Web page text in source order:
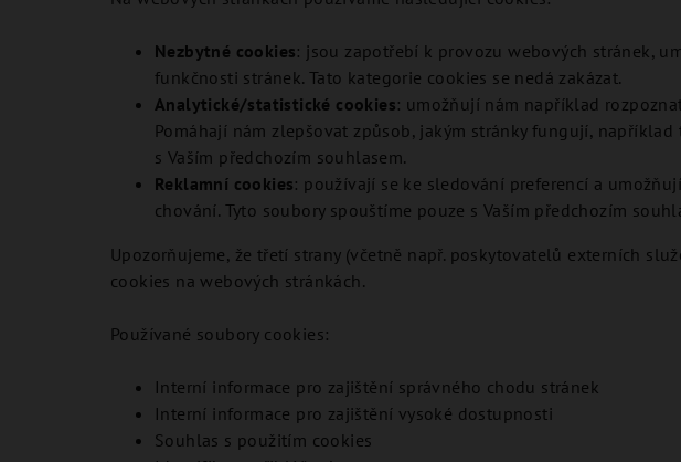
Nezbytné cookies: jsou zapotřebí k provozu webových stránek,
funkčnosti stránek. Tato kategorie cookies se nedá zakázat.
Analytické/statistické cookies: umožňují nám například
Pomáhají nám zlepšovat způsob, jakým stránky fungují,
s Vaším předchozím souhlasem.
Reklamní cookies: používají se ke sledování preferencí a
chování. Tyto soubory spouštíme pouze s Vaším předchozím
Upozorňujeme, že třetí strany (včetně např. poskytovatelů externích
cookies na webových stránkách.
Používané soubory cookies:
Interní informace pro zajištění správného chodu stránek
Interní informace pro zajištění vysoké dostupnosti
Souhlas s použitím cookies